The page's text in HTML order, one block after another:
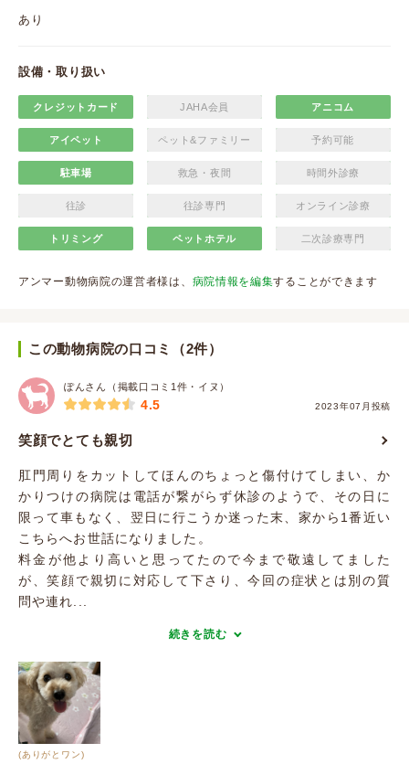
あり
設備・取り扱い
クレジットカード JAHA会員 アニコム
アイペット ペット&ファミリー 予約可能
駐車場 救急・夜間 時間外診療
往診 往診専門 オンライン診療
トリミング ペットホテル 二次診療専門
アンマー動物病院の運営者様は、 病院情報を編集することができます
この動物病院の口コミ（2件）
ぽんさん（掲載口コミ1件・イヌ）
2023年07月投稿
4.5
笑顔でとても親切
肛門周りをカットしてほんのちょっと傷付けてしまい、か
かりつけの病院は電話が繋がらず休診のようで、その日に
限って車もなく、翌日に行こうか迷った末、家から1番近い
こちらへお世話になりました。
料金が他より高いと思ってたので今まで敬遠してました
が、笑顔で親切に対応して下さり、今回の症状とは別の質
問や連れ...
続きを読む
(ありがとワン)